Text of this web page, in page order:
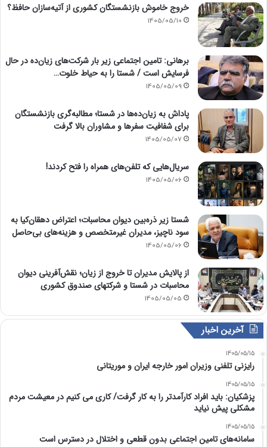
خروج خاموش بازنشستگان کشوری از آتیه‌سازان حافظ؟
1405/05/10
برهانی: تامین اجتماعی زیر بار شرکت‌های زیان‌ده در حال
فرسایش است / شستا را به حیاط خلوت…
1405/05/09
پاداش به زیان‌ده‌ها در شستا؛ مطالبه‌گری بازنشستگان
برای شفافیت سفرها و مشاوران بالا گرفت
1405/05/07
سریال‌هایی که تلفن‌های همراه را فتح کردند!
1405/05/06
شستا زیر ذره‌بین دیوان محاسبات؛ اعتراض دهقان‌کیا به
سود ناچیز، مدیران غیرمتخصص و هزینه‌های بی‌حاصل
1405/05/06
از پالایش مدیران تا خروج از زیان؛ نقش‌آفرینی دیوان
محاسبات در شستا و شرکتهای صندوق کشوری
1405/05/05
آخرین اخبار
1405/05/15
رایزنی تلفنی وزیران امور خارجه ایران و موریتانی
1405/05/15
پزشکیان: باید افراد کارآمدتر را به کار گرفت/ کاری می کنیم در معیشت مردم
مشکلی پیش نیاید
1405/05/15
سامانه‌های تامین اجتماعی بدون قطعی و اختلال در دسترس است